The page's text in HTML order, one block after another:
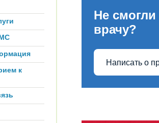
к
Не смогли
врачу?
Написать о